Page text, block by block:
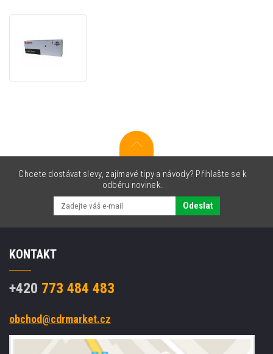
černý
Chcete dostávat slevy, zajímavé tipy a návody? Přihlašte se k
odběru novinek.
Odeslat
KONTAKT
+420 773 484 483
obchod@cdrmarket.cz